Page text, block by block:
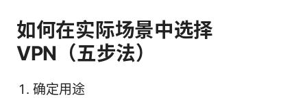
如何在实际场景中选择
VPN（五步法）
确定用途